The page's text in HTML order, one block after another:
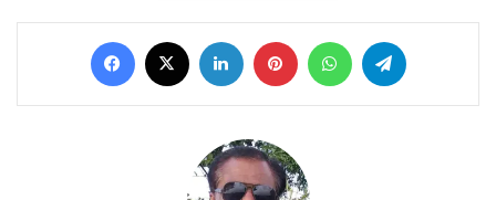
Facebook LinkedIn PinterestWhatsApp